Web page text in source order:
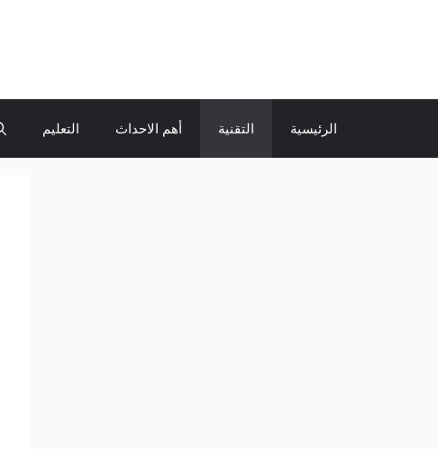
الرئيسية التقنية أهم الاحداث التعليم